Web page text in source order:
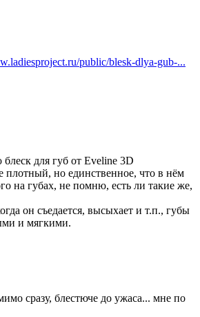
public/blesk-dlya-gub-...
для губ от Eveline 3D
но единственное, что в нём
на губах, не помню, есть ли такие же,
он съедается, высыхает и т.п., губы
и мягкими.
сразу, блестюче до ужаса... мне по